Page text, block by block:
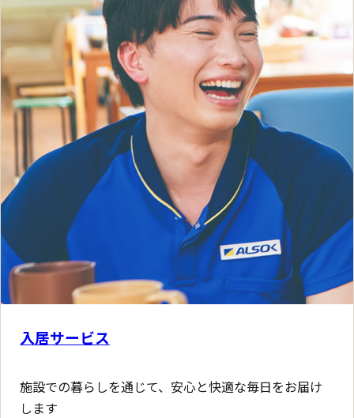
入居サービス
施設での暮らしを通じて、安心と快適な毎日をお届け
します